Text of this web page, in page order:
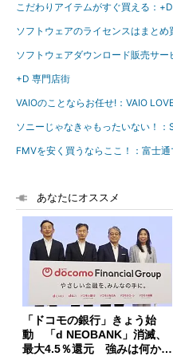
こだわりアイテムがすぐ買える：
ソフトウェアのライセンスはまと
ソフトウェアダウンロード販売サ
+D 専門店街
VAIOのことならお任せ!：VAIO
ソニーじゃなきゃもったいない！：
FMVを安く買うならここ！：富士通
あなたにオススメ
「ドコモの銀行」きょう始
動 「d NEOBANK」消滅、
最大4.5％還元 強みは何か解